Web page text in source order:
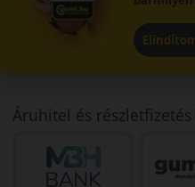
Áruhitel és